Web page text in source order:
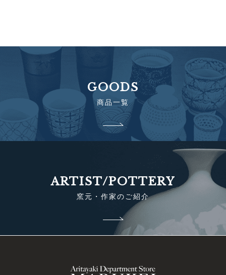
GOODS
商品一覧
ARTIST/POTTERY
窯元・作家のご紹介